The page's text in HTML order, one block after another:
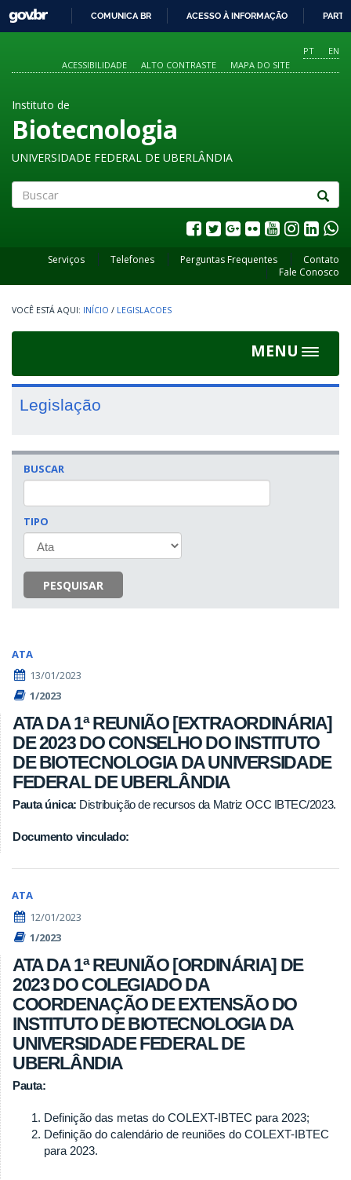
O
CONTEÚDO
GOVBR
COMUNICA BR ACESSO À INFORMAÇÃO
PT
EN
ACESSIBILIDADE
ALTO CONTRASTE MAPA DO SITE
Instituto de
Biotecnologia
UNIVERSIDADE FEDERAL DE UBERLÂNDIA
Serviços Telefones Perguntas Frequentes
Contato
Fale Conosco
INÍCIO / LEGISLACOES
MENU
Toggle
Legislação
BUSCAR
TIPO
PESQUISAR
ATA
13/01/2023
1/2023
ATA DA 1ª REUNIÃO [EXTRAORDINÁRIA]
DE 2023 DO CONSELHO DO INSTITUTO
DE BIOTECNOLOGIA DA UNIVERSIDADE
FEDERAL DE UBERLÂNDIA
Pauta única: Distribuição de recursos da Matriz OCC IBTEC/2023.
Documento vinculado:
ATA
12/01/2023
1/2023
ATA DA 1ª REUNIÃO [ORDINÁRIA] DE
2023 DO COLEGIADO DA
COORDENAÇÃO DE EXTENSÃO DO
INSTITUTO DE BIOTECNOLOGIA DA
UNIVERSIDADE FEDERAL DE
UBERLÂNDIA
Pauta:
Definição das metas do COLEXT-IBTEC para 2023;
Definição do calendário de reuniões do COLEXT-IBTEC
para 2023.